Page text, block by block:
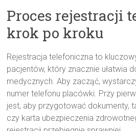
Proces rejestracji
krok po kroku
Rejestracja telefoniczna to
pacjentów, który znacznie ułatwia
medycznych. Aby zacząć,
numer telefonu placówki. Przy
jest, aby przygotować dokumenty,
czy karta ubezpieczenia